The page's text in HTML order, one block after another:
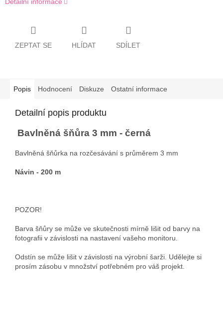
Detailní informace
ZEPTAT SE HLÍDAT SDÍLET
Popis Hodnocení Diskuze Ostatní informace
Detailní popis produktu
Bavlněná šňůra 3 mm - černá
Bavlněná šňůrka na rozčesávání s průměrem 3 mm
Návin - 200 m
POZOR!
Barva šňůry se může ve skutečnosti mírně lišit od barvy na
fotografii v závislosti na nastavení vašeho monitoru.
Odstín se může lišit v závislosti na výrobní šarži. Udělejte si
prosím zásobu v množství potřebném pro váš projekt.